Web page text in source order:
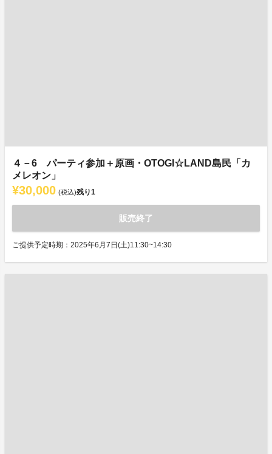
４－6 パーティ参加＋原画・OTOGI☆LAND島民「カ
メレオン」
¥30,000 (税込)残り1
販売終了
ご提供予定時期：2025年6月7日(土)11:30~14:30